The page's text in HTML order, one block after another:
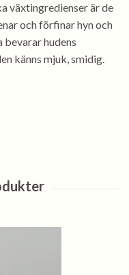
växtingredienser är de
och förfinar hyn och
hudens
känns mjuk, smidig.